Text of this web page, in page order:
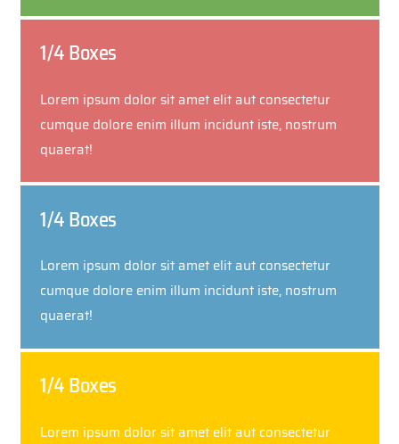
1/4 Boxes
Lorem ipsum dolor sit amet elit aut consectetur
cumque dolore enim illum incidunt iste, nostrum
quaerat!
1/4 Boxes
Lorem ipsum dolor sit amet elit aut consectetur
cumque dolore enim illum incidunt iste, nostrum
quaerat!
1/4 Boxes
Lorem ipsum dolor sit amet elit aut consectetur